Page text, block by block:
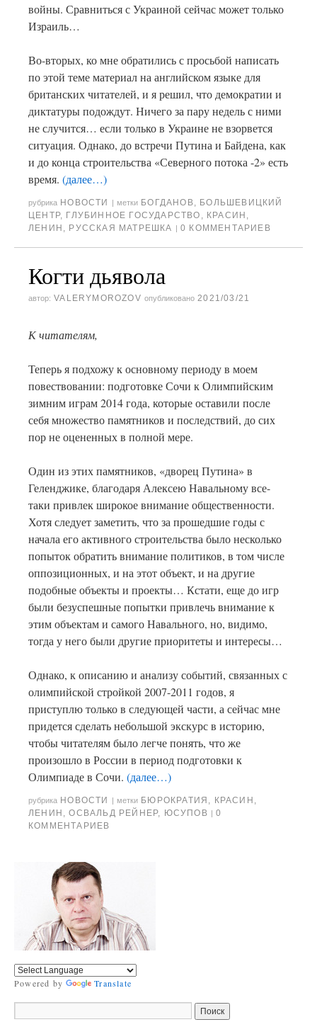
войны. Сравниться с Украиной сейчас может только
Израиль…
Во-вторых, ко мне обратились с просьбой написать
по этой теме материал на английском языке для
британских читателей, и я решил, что демократии и
диктатуры подождут. Ничего за пару недель с ними
не случится… если только в Украине не взорвется
ситуация. Однако, до встречи Путина и Байдена, как
и до конца строительства «Северного потока -2» есть
время. (далее…)
рубрика НОВОСТИ | метки БОГДАНОВ, БОЛЬШЕВИЦКИЙ
ЦЕНТР, ГЛУБИННОЕ ГОСУДАРСТВО , КРАСИН ,
ЛЕНИН , РУССКАЯ МАТРЕШКА | 0 КОММЕНТАРИЕВ
Когти дьявола
автор: VALERYMOROZOV опубликовано 2021/03/21
К читателям,
Теперь я подхожу к основному периоду в моем
повествовании: подготовке Сочи к Олимпийским
зимним играм 2014 года, которые оставили после
себя множество памятников и последствий, до сих
пор не оцененных в полной мере.
Один из этих памятников, «дворец Путина» в
Геленджике, благодаря Алексею Навальному все-
таки привлек широкое внимание общественности.
Хотя следует заметить, что за прошедшие годы с
начала его активного строительства было несколько
попыток обратить внимание политиков, в том числе
оппозиционных, и на этот объект, и на другие
подобные объекты и проекты… Кстати, еще до игр
были безуспешные попытки привлечь внимание к
этим объектам и самого Навального, но, видимо,
тогда у него были другие приоритеты и интересы…
Однако, к описанию и анализу событий, связанных с
олимпийской стройкой 2007-2011 годов, я
приступлю только в следующей части, а сейчас мне
придется сделать небольшой экскурс в историю,
чтобы читателям было легче понять, что же
произошло в России в период подготовки к
Олимпиаде в Сочи. (далее…)
рубрика НОВОСТИ | метки БЮРОКРАТИЯ , КРАСИН ,
ЛЕНИН ,ОСВАЛЬД РЕЙНЕР, ЮСУПОВ | 0
КОММЕНТАРИЕВ
Powered by Translate